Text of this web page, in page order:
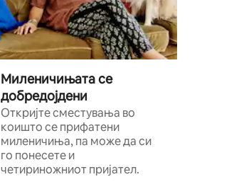
Миленичињата се
добредојдени
Откријте сместувања во
коишто се прифатени
миленичиња, па може да си
го понесете и
четириножниот пријател.